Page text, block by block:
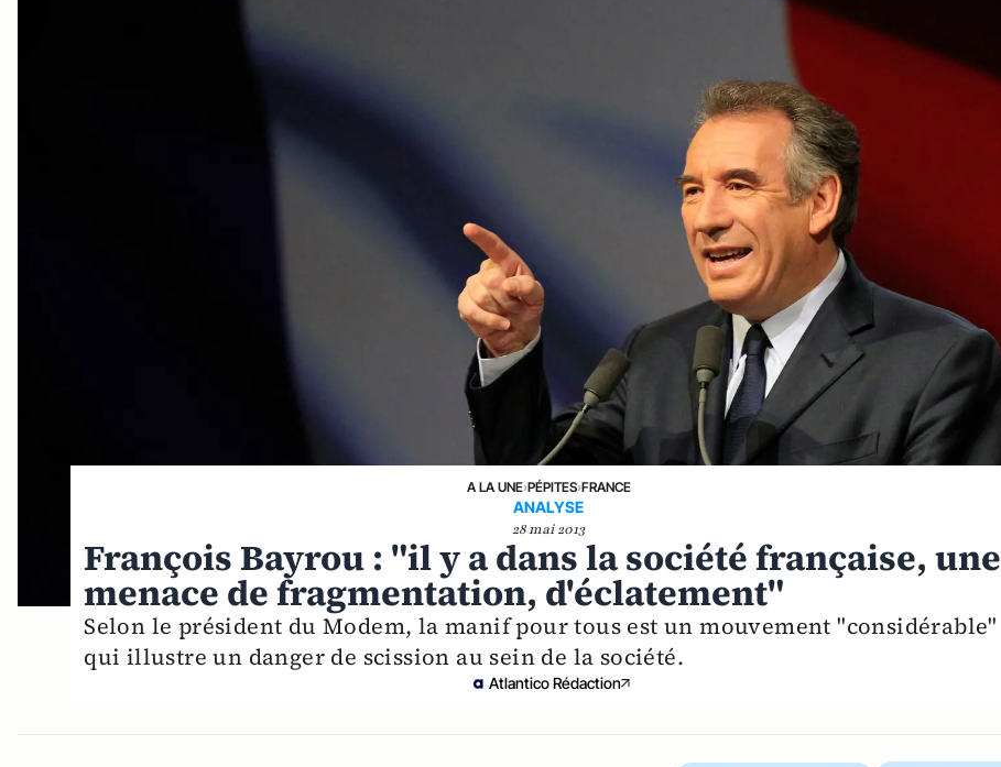
A LA UNE›PÉPITES›FRANCE
ANALYSE
28 mai 2013
François Bayrou : "il y a dans la société française, une
menace de fragmentation, d'éclatement"
Selon le président du Modem, la manif pour tous est un mouvement "considérable"
qui illustre un danger de scission au sein de la société.
Atlantico Rédaction